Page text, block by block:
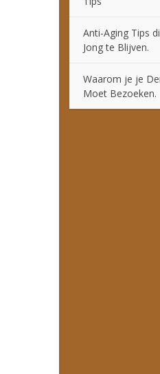
Anti-Aging Tips
Jong te Blijven.
Waarom je je
Moet Bezoeken.